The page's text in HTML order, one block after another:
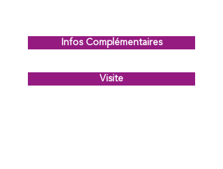
Infos Complémentaires
Visite